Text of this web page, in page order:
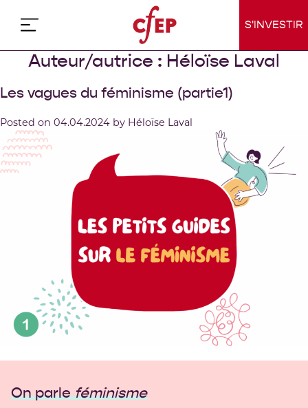
content
S'INVESTIR
Auteur/autrice : Héloïse Laval
Les vagues du féminisme (partie1)
Posted on 04.04.2024 by Héloïse Laval
On parleféminisme